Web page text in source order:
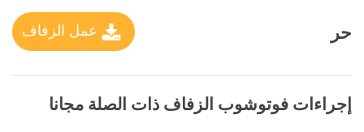
حر عمل الزفاف
إجراءات فوتوشوب الزفاف ذات الصلة مجانا